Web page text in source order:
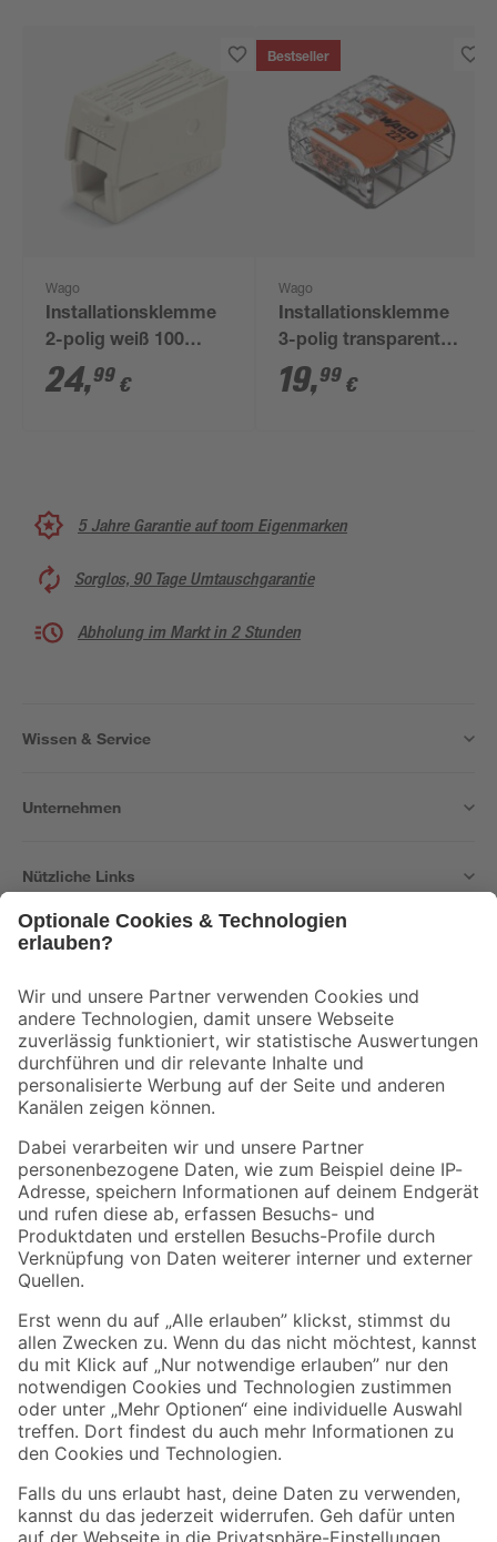
Wago
Installationsklemme
2-polig weiß 100
Stück
24,99 €
Bestseller
Wago
Installationsklemme
3-polig transparent
50 Stück
19,99 €
5 Jahre Garantie auf toom Eigenmarken
Sorglos, 90 Tage Umtauschgarantie
Abholung im Markt in 2 Stunden
Wissen & Service
Unternehmen
Nützliche Links
Der toom Newsletter: Keine Angebote und Aktionen mehr verpassen!
Zur Newsletter Anmeldung
Folge uns
Zahlungsarten Versandarten
Sicher einkaufen
Jetzt die toom-App herunterladen
Alle Preisangaben in EUR inkl. gesetzl. MwSt.. Die dargestellten Angebote sind unter
Umständen nicht in allen Märkten verfügbar. Die angegebenen Verfügbarkeiten beziehen